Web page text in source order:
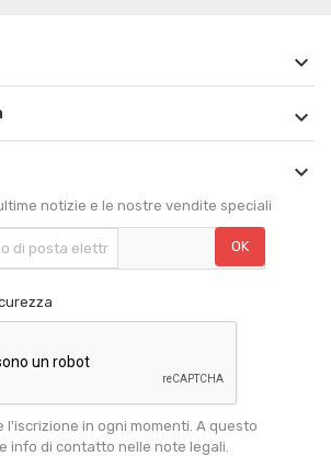



notizie e le nostre vendite speciali
l'iscrizione in ogni momenti. A questo
info di contatto nelle note legali.